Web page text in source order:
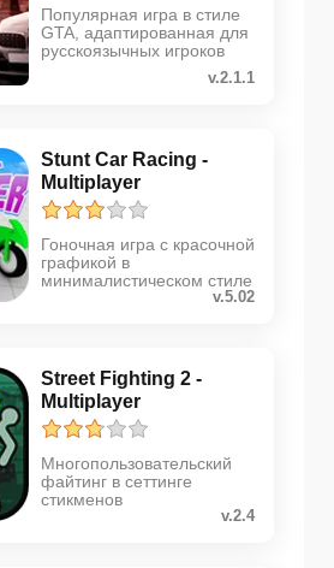
Популярная игра в стиле
GTA, адаптированная для
русскоязычных игроков
v.2.1.1
Stunt Car Racing -
Multiplayer
Гоночная игра с красочной
графикой в
минималистическом стиле
v.5.02
Street Fighting 2 -
Multiplayer
Многопользовательский
файтинг в сеттинге
стикменов
v.2.4